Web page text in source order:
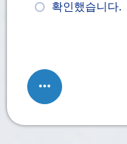
확인했습니다.